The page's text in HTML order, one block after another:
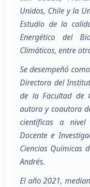
Unidos, Chile y la
Estudio de la
Energético del
Climáticos, entre
Se desempeñó
Directora del
de la Facultad de
autora y coautora
científicas a nivel
Docente e
Ciencias Químicas
Andrés.
El año 2021,